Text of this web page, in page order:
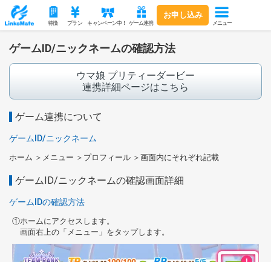
特徴 プラン キャンペーン中！ ゲーム連携
お申し込み
メニュー
ゲームID/ニックネームの確認方法
ウマ娘 プリティーダービー
連携詳細ページはこちら
ゲーム連携について
ゲームID/ニックネーム
ホーム メニュー プロフィール 画面内にそれぞれ記載
ゲームID/ニックネームの確認画面詳細
ゲームIDの確認方法
ホームにアクセスします。
画面右上の「メニュー」をタップします。